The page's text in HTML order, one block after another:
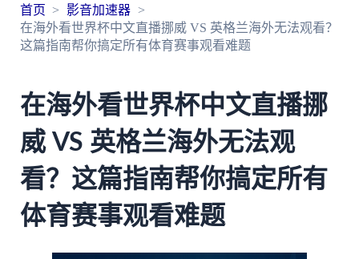
首页
影音加速器
在海外看世界杯中文直播挪威 VS 英格兰海外无法观看？
这篇指南帮你搞定所有体育赛事观看难题
在海外看世界杯中文直播挪
威 VS 英格兰海外无法观
看？这篇指南帮你搞定所有
体育赛事观看难题